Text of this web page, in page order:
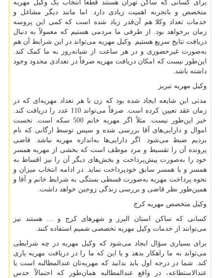
برای کسانی که ساکن تهران هستند قطعاً انتخاب یک وکیل مهریه
متخصص و باتجربه اهمیت زیادی دارد. اما مانند دیگر مشاغل و
خدمات تعداد وکلا هم آن‌قدر زیاد شده است که کمی این پروسه
زمان برخواهد بود. از طرفی ما مردمی هستیم که معمولاً به دنبال
دریافت نتایج سریع هستیم. وکیل مهریه می‌تواند در این شرایط آن هم
به‌صورت غیرحضوری و در هر ساعت از شبانه‌روز به ما کمک کند.
این‌طور نیست که امکان دریافت مهریه صرفاً در تعدادی محدود وجود
داشته باشد.
وکیل مهریه تبریز
مدتی این شایعه ایجاد شده بود که زن با هر تعداد مهریه‌ای که در
زمان عقد تعیین کرده است. صرفاً می‌تواند 110 عدد را دریافت کند.
خیر این‌طور نیست. مثلاً اگر مهریه خانم 500 سکه است. نخست
اموال و دارایی‌های آقا بررسی شده و سپس توسط ارگانی که نام
بردیم ضبط می‌شود. اگر دارایی‌ها به‌اندازه مهریه نباشد. قاضی
پرونده آن را تقسیط و مرد موظف است که بخشی از مهریه همسر
خود را به‌صورت پیش‌پرداخت و بخش‌های دیگر آن را نیز اقساط به
همسر و یا همسر سابق خودپرداخت نماید. در ادامه انتخاب میزان و
نحوه پرداخت مهریه به‌صورت قسطی بستگی به شرایط خانم و آقا و
همین‌طور نظر قاضی و بررسی زندگی زوجین خواهد داشت.
وکیل متخصص مهریه کرج
کسانی که ساکن استان البرز و شهرهای کرج و … هستند نیز
می‌توانند از خدمات وکیل مهریه تخصصی شمیم استفاده کنند.
برای بسیاری سؤال ایجاد می‌شود که وکیل مهریه در چه شرایطی
می‌تواند به ما راهکار بدهد و یا این که ما را در دریافت مهریه یاری
کند. شما در درجه اول باید بدانید که مهریه‌تان عندالمطالبه است یا
عندالاستطاعه، در واقع عندالمطالبه همان‌طور که احتمالاً حدس